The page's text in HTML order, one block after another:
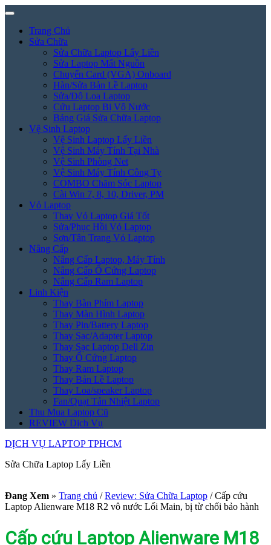
Trang Chủ
Sửa Chữa
Sửa Chữa Laptop Lấy Liền
Sửa Laptop Mất Nguồn
Chuyển Card (VGA) Onboard
Hàn/Sửa Bản Lề Laptop
Sửa/Độ Loa Laptop
Cứu Laptop Bị Vô Nước
Bảng Giá Sửa Chữa Laptop
Vệ Sinh Laptop
Vệ Sinh Laptop Lấy Liền
Vệ Sinh Máy Tính Tại Nhà
Vệ Sinh Phòng Net
Vệ Sinh Máy Tính Công Ty
COMBO Chăm Sóc Laptop
Cài Win 7, 8, 10, Driver, PM
Vỏ Laptop
Thay Vỏ Laptop Giá Tốt
Sửa/Phục Hồi Vỏ Laptop
Sơn/Tân Trang Vỏ Laptop
Nâng Cấp
Nâng Cấp Laptop, Máy Tính
Nâng Cấp Ổ Cứng Laptop
Nâng Cấp Ram Laptop
Linh Kiện
Thay Bàn Phím Laptop
Thay Màn Hình Laptop
Thay Pin/Battery Laptop
Thay Sạc/Adapter Laptop
Thay Sạc Laptop Dell Zin
Thay Ổ Cứng Laptop
Thay Ram Laptop
Thay Bản Lề Laptop
Thay Loa/speaker Laptop
Fan/Quạt Tản Nhiệt Laptop
Thu Mua Laptop Cũ
REVIEW Dịch Vụ
DỊCH VỤ LAPTOP TPHCM
Sửa Chữa Laptop Lấy Liền
Đang Xem » Trang chủ / Review: Sửa Chữa Laptop /Cấp cứu
Laptop Alienware M18 R2 vô nước Lổi Main, bị từ chối bảo hành
Cấp cứu Laptop Alienware M18